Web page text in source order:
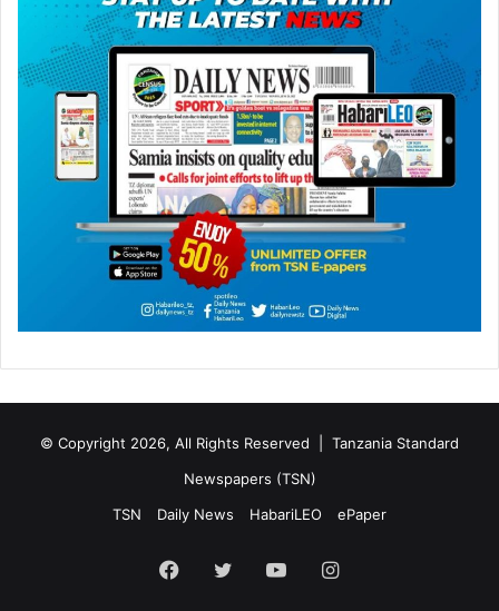
© Copyright 2026, All Rights Reserved | Tanzania Standard
Newspapers (TSN)
TSN
Daily News HabariLEO ePaper
Facebook
Twitter YouTubeInstagram